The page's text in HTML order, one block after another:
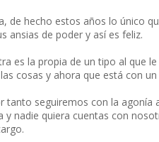
de hecho estos años lo único
ansias de poder y así es feliz.
es la propia de un tipo al que
cosas y ahora que está con
tanto seguiremos con la
y nadie quiera cuentas con